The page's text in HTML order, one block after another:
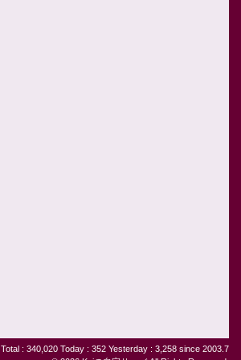
Total : 340,020 Today : 352 Yesterday : 3,258 since 2003.7